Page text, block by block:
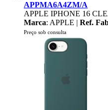
APPMA6A4ZM/A
APPLE IPHONE 16
Marca: APPLE | Ref.
Preço sob consulta